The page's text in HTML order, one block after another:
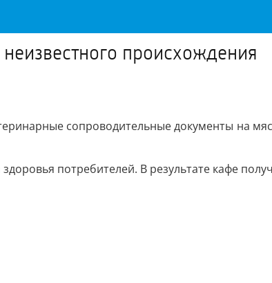
происхождения
сопроводительные документы на
потребителей. В результате кафе